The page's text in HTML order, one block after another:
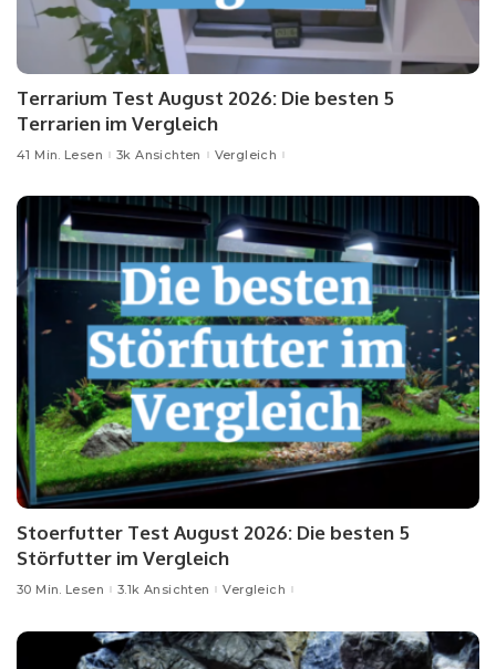
Terrarium Test August 2026: Die besten 5
Terrarien im Vergleich
41 Min. Lesen 3k Ansichten Vergleich
Stoerfutter Test August 2026: Die besten 5
Störfutter im Vergleich
30 Min. Lesen 3.1k Ansichten Vergleich